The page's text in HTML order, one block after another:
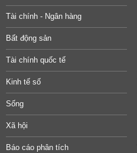
Tài chính - Ngân hàng
Bất động sản
Tài chính quốc tế
Kinh tế số
Sống
Xã hội
Báo cáo phân tích